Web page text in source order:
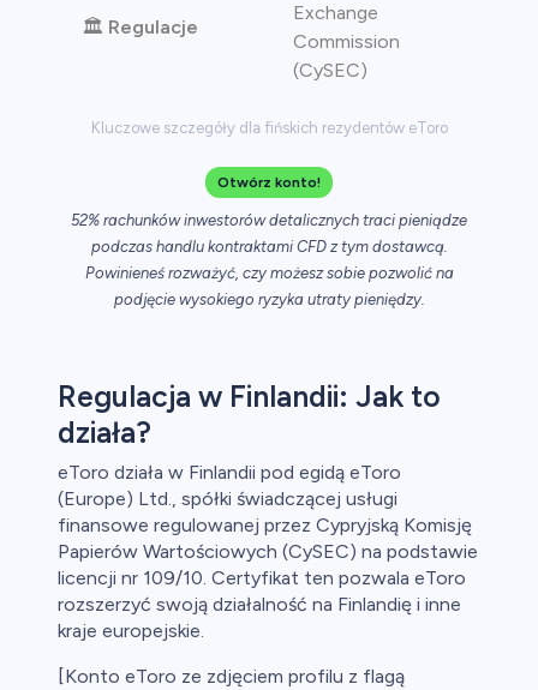
Kluczowe szczegóły dla fińskich rezydentów eToro
🏛️ Regulacje
Exchange
Commission
(CySEC)
Otwórz konto!
52% rachunków inwestorów detalicznych traci pieniądze
podczas handlu kontraktami CFD z tym dostawcą.
Powinieneś rozważyć, czy możesz sobie pozwolić na
podjęcie wysokiego ryzyka utraty pieniędzy.
Regulacja w Finlandii: Jak to
działa?
eToro działa w Finlandii pod egidą eToro
(Europe) Ltd., spółki świadczącej usługi
finansowe regulowanej przez Cypryjską Komisję
Papierów Wartościowych (CySEC) na podstawie
licencji nr 109/10. Certyfikat ten pozwala eToro
rozszerzyć swoją działalność na Finlandię i inne
kraje europejskie.
[Konto eToro ze zdjęciem profilu z flagą